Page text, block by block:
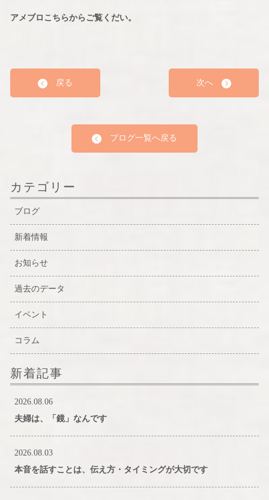
アメブロこちらからご覧くだい。
戻る 次へ
ブログ一覧へ戻る
カテゴリー
ブログ
新着情報
お知らせ
過去のデータ
イベント
コラム
新着記事
2026.08.06
夫婦は、「鏡」なんです
2026.08.03
本音を話すことは、伝え方・タイミングが大切です